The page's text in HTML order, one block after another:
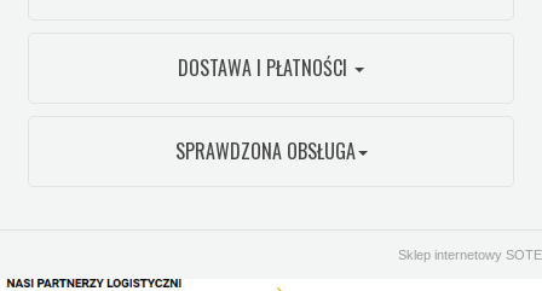
DOSTAWA I PŁATNOŚCI
SPRAWDZONA OBSŁUGA
Sklep internetowy SOTE